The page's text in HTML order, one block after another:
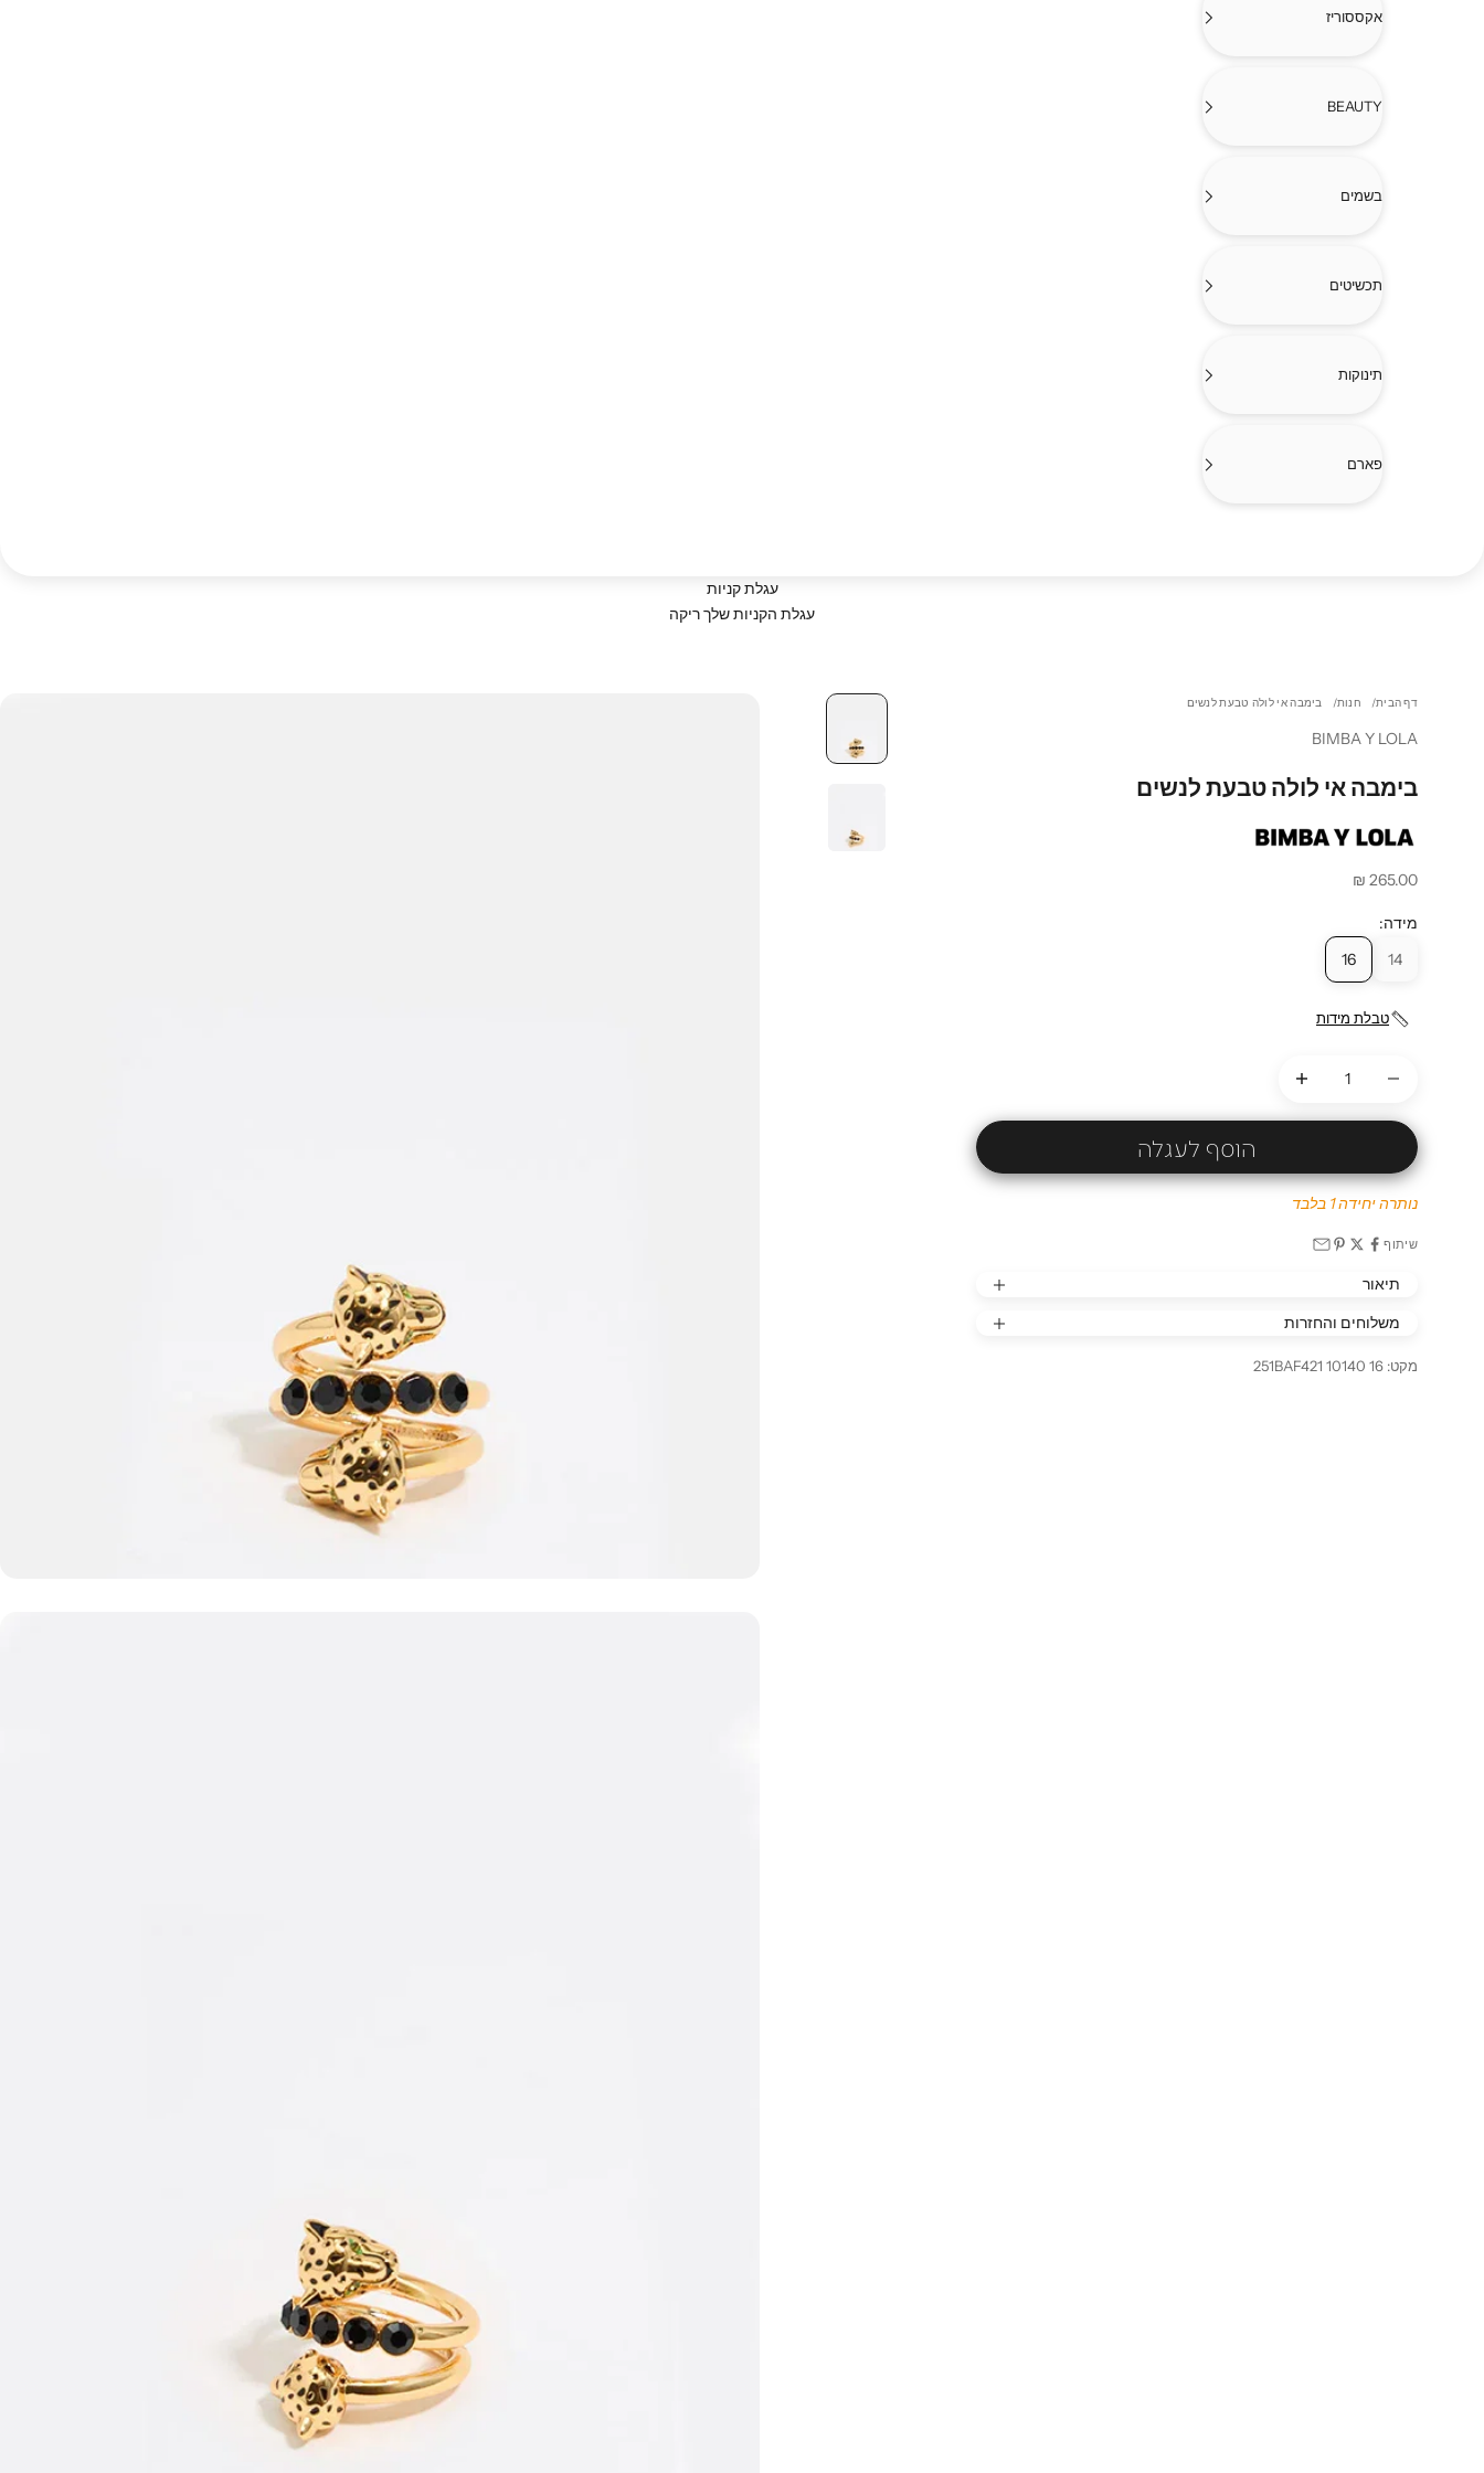
אקססוריז
BEAUTY
בשמים
תכשיטים
תינוקות
פארם
עגלת קניות
עגלת הקניות שלך ריקה
דף הבית חנות בימבה אי לולה טבעת לנשים
BIMBA Y LOLA
בימבה אי לולה טבעת לנשים
מחיר מבצע
265.00 ₪
מידה:
14
16
טבלת מידות
הוסף לעגלה
נותרה יחידה 1 בלבד
שיתוף
תיאור
משלוחים והחזרות
מקט: 251BAF421 10140 16